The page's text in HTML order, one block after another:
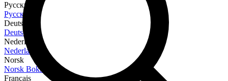
Русский
Русский
Deutsch
Deutsch
Nederlands
Nederlands
Norsk
Norsk Bokmål
Français